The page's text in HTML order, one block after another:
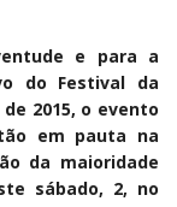
e para a
do Festival da
2015, o evento
em pauta na
da maioridade
sábado, 2, no